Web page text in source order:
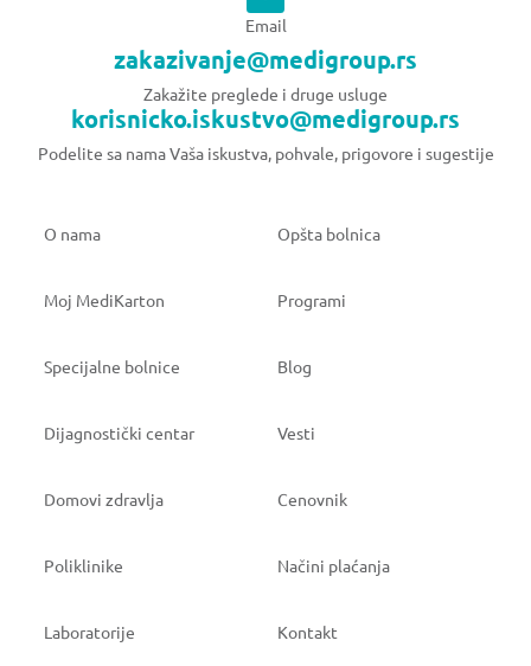
Email
zakazivanje@medigroup.rs
Zakažite preglede i druge usluge
korisnicko.iskustvo@medigroup.rs
Podelite sa nama Vaša iskustva, pohvale, prigovore i sugestije
O nama Opšta bolnica
Moj MediKarton Programi
Specijalne bolnice Blog
Dijagnostički centar Vesti
Domovi zdravlja Cenovnik
Poliklinike Načini plaćanja
Laboratorije Kontakt